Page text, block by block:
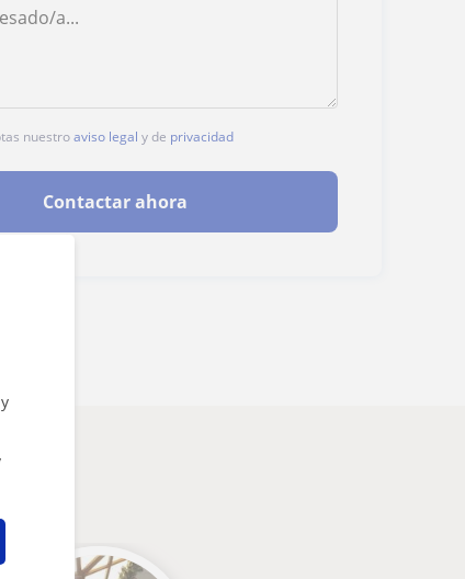
nuestroaviso legal y de privacidad
Contactar ahora